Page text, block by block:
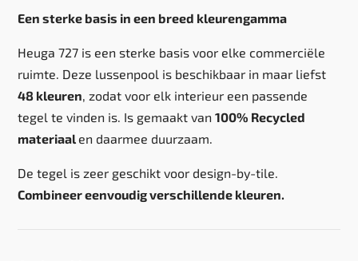
Een sterke basis in een breed kleurengamma
Heuga 727 is een sterke basis voor elke commerciële
ruimte. Deze lussenpool is beschikbaar in maar liefst
48 kleuren, zodat voor elk interieur een passende
tegel te vinden is. Is gemaakt van100% Recycled
materiaalen daarmee duurzaam.
De tegel is zeer geschikt voor design-by-tile.
Combineer eenvoudig verschillende kleuren.